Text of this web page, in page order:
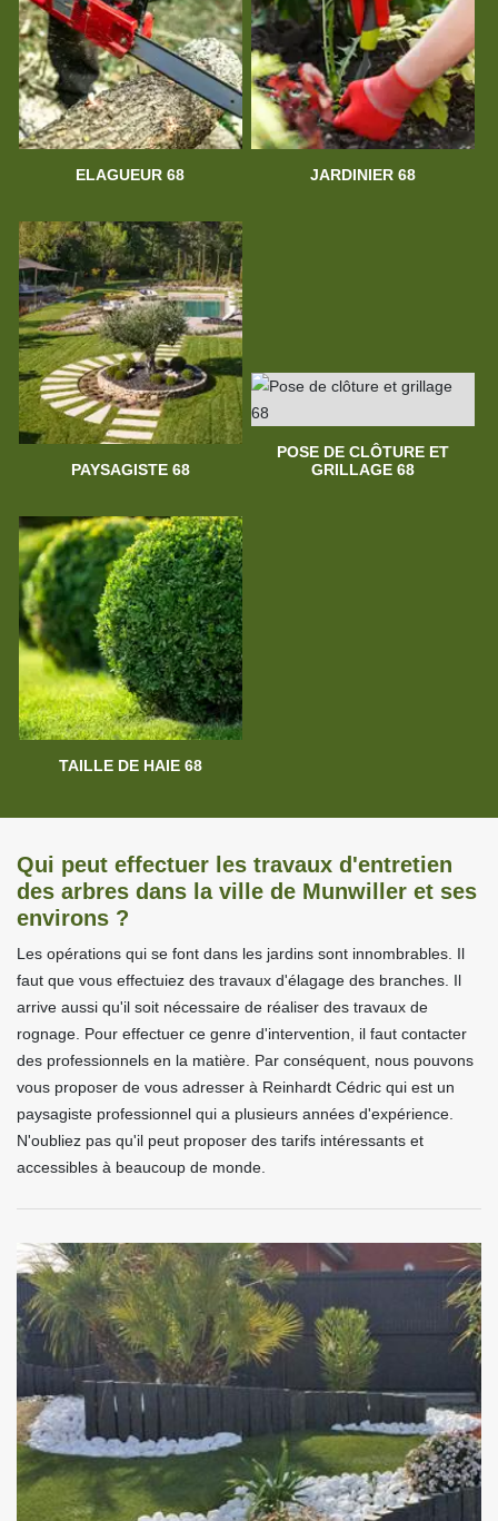
ELAGUEUR 68 JARDINIER 68
PAYSAGISTE 68
POSE DE CLÔTURE ET
GRILLAGE 68
TAILLE DE HAIE 68
Qui peut effectuer les travaux d'entretien
des arbres dans la ville de Munwiller et ses
environs ?
Les opérations qui se font dans les jardins sont innombrables. Il
faut que vous effectuiez des travaux d'élagage des branches. Il
arrive aussi qu'il soit nécessaire de réaliser des travaux de
rognage. Pour effectuer ce genre d'intervention, il faut contacter
des professionnels en la matière. Par conséquent, nous pouvons
vous proposer de vous adresser à Reinhardt Cédric qui est un
paysagiste professionnel qui a plusieurs années d'expérience.
N'oubliez pas qu'il peut proposer des tarifs intéressants et
accessibles à beaucoup de monde.